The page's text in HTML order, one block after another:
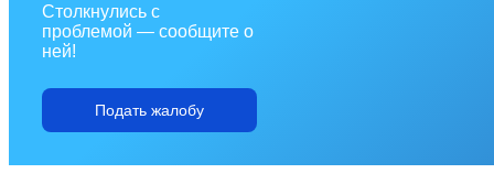
Столкнулись с
проблемой — сообщите о
ней!
Подать жалобу